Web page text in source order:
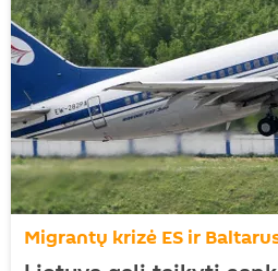
Migrantų krizė ES ir